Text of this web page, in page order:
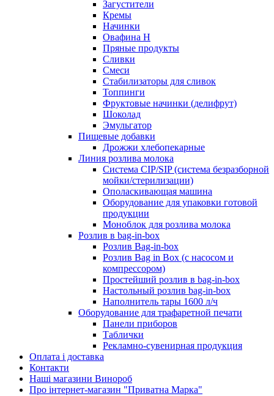
Загустители
Кремы
Начинки
Овафина Н
Пряные продукты
Сливки
Смеси
Стабилизаторы для сливок
Топпинги
Фруктовые начинки (делифрут)
Шоколад
Эмульгатор
Пищевые добавки
Дрожжи хлебопекарные
Линия розлива молока
Система CIP/SIP (система безразборной
мойки/стерилизации)
Ополаскивающая машина
Оборудование для упаковки готовой
продукции
Моноблок для розлива молока
Розлив в bag-in-box
Розлив Bag-in-box
Розлив Bag in Box (с насосом и
компрессором)
Простейший розлив в bag-in-box
Настольный розлив bag-in-box
Наполнитель тары 1600 л/ч
Оборудование для трафаретной печати
Панели приборов
Таблички
Рекламно-сувенирная продукция
Оплата і доставка
Контакти
Наші магазини Винороб
Про інтернет-магазин "Приватна Марка"